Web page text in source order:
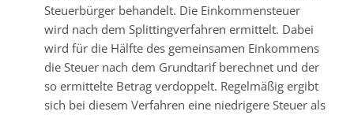
Steuerbürger behandelt. Die Einkommensteuer
wird nach dem Splittingverfahren ermittelt. Dabei
wird für die Hälfte des gemeinsamen Einkommens
die Steuer nach dem Grundtarif berechnet und der
so ermittelte Betrag verdoppelt. Regelmäßig ergibt
sich bei diesem Verfahren eine niedrigere Steuer als